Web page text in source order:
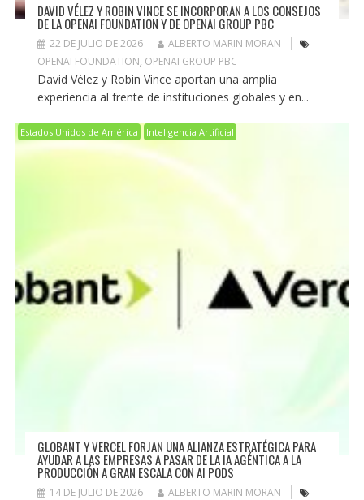
DAVID VÉLEZ Y ROBIN VINCE SE INCORPORAN A LOS CONSEJOS
DE LA OPENAI FOUNDATION Y DE OPENAI GROUP PBC
22 DE JULIO DE 2026
ALBERTO MARIN MORAN
OPENAI FOUNDATION, OPENAI GROUP PBC
David Vélez y Robin Vince aportan una amplia
experiencia al frente de instituciones globales y en...
Estados Unidos de América Inteligencia Artificial
GLOBANT Y VERCEL FORJAN UNA ALIANZA ESTRATÉGICA PARA
AYUDAR A LAS EMPRESAS A PASAR DE LA IA AGÉNTICA A LA
PRODUCCIÓN A GRAN ESCALA CON AI PODS
14 DE JULIO DE 2026
ALBERTO MARIN MORAN